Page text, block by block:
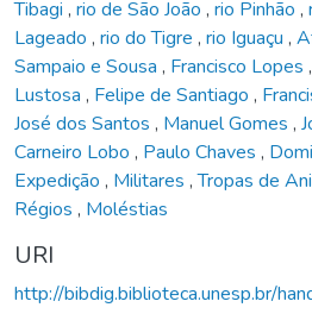
Tibagi , rio de São João , rio Pinhão ,
Lageado , rio do Tigre , rio Iguaçu ,
Sampaio e Sousa , Francisco Lopes ,
Lustosa , Felipe de Santiago ,
José dos Santos , Manuel Gomes ,
Carneiro Lobo , Paulo Chaves ,
Expedição , Militares ,Tropas de
Régios , Moléstias
URI
http://bibdig.biblioteca.unesp.br/